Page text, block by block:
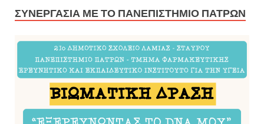
ΣΥΝΕΡΓΑΣΊΑ ΜΕ ΤΟ ΠΑΝΕΠΙΣΤΉΜΙΟ ΠΑΤΡΏΝ